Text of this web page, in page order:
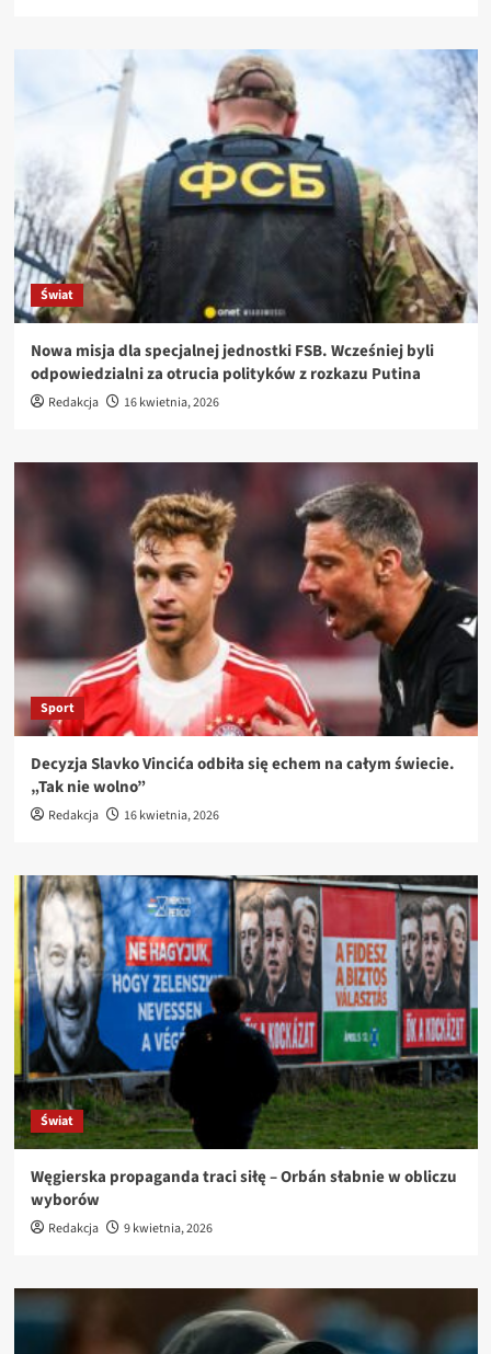
Świat
Nowa misja dla specjalnej jednostki FSB. Wcześniej byli
odpowiedzialni za otrucia polityków z rozkazu Putina
Redakcja 16 kwietnia, 2026
Sport
Decyzja Slavko Vincića odbiła się echem na całym świecie.
„Tak nie wolno”
Redakcja 16 kwietnia, 2026
Świat
Węgierska propaganda traci siłę – Orbán słabnie w obliczu
wyborów
Redakcja 9 kwietnia, 2026